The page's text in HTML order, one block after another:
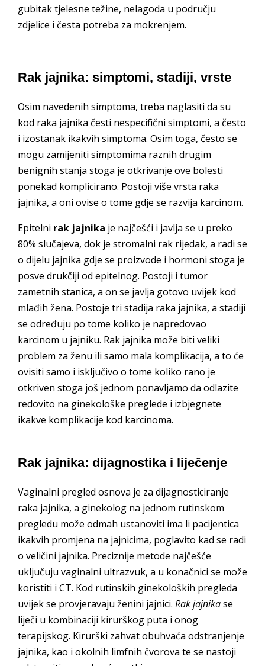
gubitak tjelesne težine, nelagoda u području
zdjelice i česta potreba za mokrenjem.
Rak jajnika: simptomi, stadiji, vrste
Osim navedenih simptoma, treba naglasiti da su
kod raka jajnika česti nespecifični simptomi, a često
i izostanak ikakvih simptoma. Osim toga, često se
mogu zamijeniti simptomima raznih drugim
benignih stanja stoga je otkrivanje ove bolesti
ponekad komplicirano. Postoji više vrsta raka
jajnika, a oni ovise o tome gdje se razvija karcinom.
Epitelni rak jajnika je najčešći i javlja se u preko
80% slučajeva, dok je stromalni rak rijedak, a radi se
o dijelu jajnika gdje se proizvode i hormoni stoga je
posve drukčiji od epitelnog. Postoji i tumor
zametnih stanica, a on se javlja gotovo uvijek kod
mlađih žena. Postoje tri stadija raka jajnika, a stadiji
se određuju po tome koliko je napredovao
karcinom u jajniku. Rak jajnika može biti veliki
problem za ženu ili samo mala komplikacija, a to će
ovisiti samo i isključivo o tome koliko rano je
otkriven stoga još jednom ponavljamo da odlazite
redovito na ginekološke preglede i izbjegnete
ikakve komplikacije kod karcinoma.
Rak jajnika: dijagnostika i liječenje
Vaginalni pregled osnova je za dijagnosticiranje
raka jajnika, a ginekolog na jednom rutinskom
pregledu može odmah ustanoviti ima li pacijentica
ikakvih promjena na jajnicima, poglavito kad se radi
o veličini jajnika. Preciznije metode najčešće
uključuju vaginalni ultrazvuk, a u konačnici se može
koristiti i CT. Kod rutinskih ginekoloških pregleda
uvijek se provjeravaju ženini jajnici. Rak jajnikase
liječi u kombinaciji kirurškog puta i onog
terapijskog. Kirurški zahvat obuhvaća odstranjenje
jajnika, kao i okolnih limfnih čvorova te se nastoji